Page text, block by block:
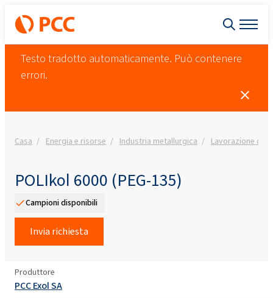
Testo tradotto automaticamente. Può contenere
errori.
Casa Energia e risorse Industria metallurgica Lavorazione dei
POLIkol 6000 (PEG-135)
Campioni disponibili
Invia richiesta
Produttore
PCC Exol SA